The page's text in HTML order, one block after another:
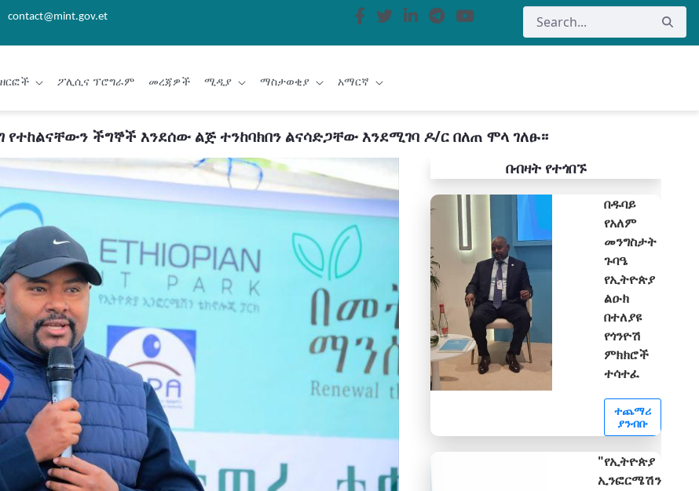
contact@mint.gov.et
ዘርፎች ፖሊሲና ፕሮግራም መረጃዎች ሚዲያ ማስታወቂያ አማርኛ
የተከልናቸውን ችግኞች እንደሰው ልጅ ተንከባክበን ልናሳድጋቸው እንደሚገባ ዶ/ር በለጠ ሞላ ገለፁ።
በብዛት የተጎበኙ
በዱባይ
የአለም
መንግስታት
ጉባዔ
የኢትዮጵያ
ልዑክ
በተለያዩ
የጎንዮሽ
ምክክሮች
ተሳተፈ
ተጨማሪ
ያንብቡ
"የኢትዮጵያ
ኢንፎርሜሽን